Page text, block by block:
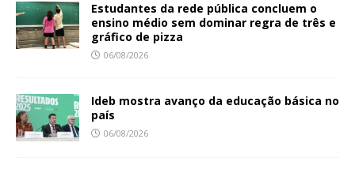
Estudantes da rede pública concluem o
ensino médio sem dominar regra de três e
gráfico de pizza
06/08/2026
Ideb mostra avanço da educação básica no
país
06/08/2026